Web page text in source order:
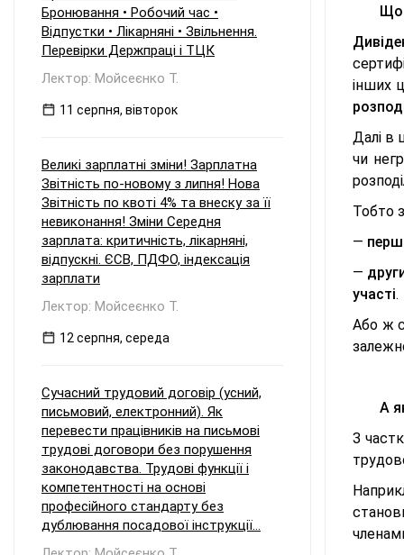
Що
інших
Далі в
чи
Тобто
—
—
участі.
Або ж
А
З
Бронювання • Робочий час •
Відпустки • Лікарняні • Звільнення.
Перевірки Держпраці і ТЦК
Лектор: Мойсеєнко Т.
11 серпня, вівторок
Великі зарплатні зміни! Зарплатна
Звітність по-новому з липня! Нова
Звітність по квоті 4% та внеску за її
невиконання! Зміни Середня
зарплата: критичність, лікарняні,
відпускні. ЄСВ, ПДФО, індексація
зарплати
Лектор: Мойсеєнко Т.
12 серпня, середа
Сучасний трудовий договір (усний,
письмовий, електронний). Як
перевести працівників на письмові
трудові договори без порушення
законодавства. Трудові функції і
компетентності на основі
професійного стандарту без
дублювання посадової інструкції...